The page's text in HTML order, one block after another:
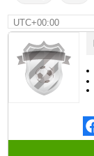
UTC+00:00